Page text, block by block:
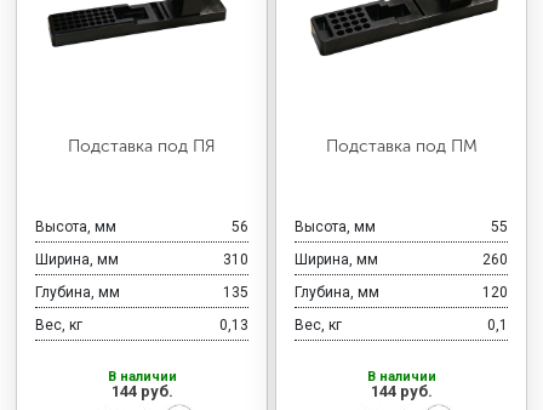
Подставка под ПЯ
Высота, мм
56
Ширина, мм
310
Глубина, мм
135
Вес, кг
0,13
В наличии
144 руб.
Подставка под ПМ
Высота, мм
55
Ширина, мм
260
Глубина, мм
120
Вес, кг
0,1
В наличии
144 руб.